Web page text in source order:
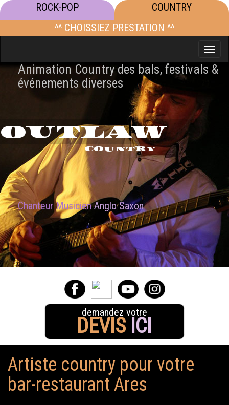
ROCK-POP
COUNTRY
^^ CHOISSIEZ PRESTATION ^^
Toggle
Animation Country des bals, festivals &
événements diverses
OUTLAW
COUNTRY
Chanteur MusicienAnglo Saxon
demandez votre
DEVIS ICI
Artiste country pour votre
bar-restaurant Ares